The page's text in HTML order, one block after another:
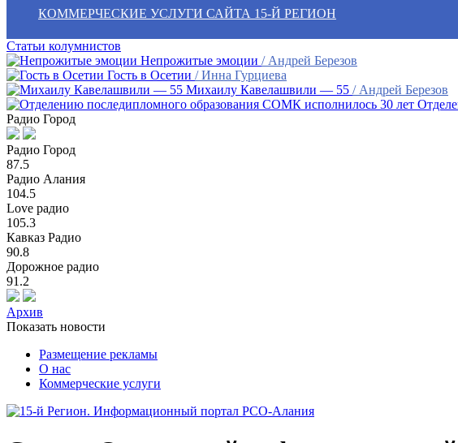
КОММЕРЧЕСКИЕ УСЛУГИ САЙТА 15-Й РЕГИОН
Статьи колумнистов
Непрожитые эмоции / Андрей Березов
Гость в Осетии / Инна Гурциева
Михаилу Кавелашвили — 55 / Андрей Березов
Радио Город
Радио Город
87.5
Радио Алания
104.5
Love радио
105.3
Кавказ Радио
90.8
Дорожное радио
91.2
Архив
Показать новости
Размещение рекламы
О нас
Коммерческие услуги